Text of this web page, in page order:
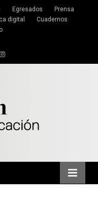
Egresados
Prensa
digital
Cuadernos
Instagram